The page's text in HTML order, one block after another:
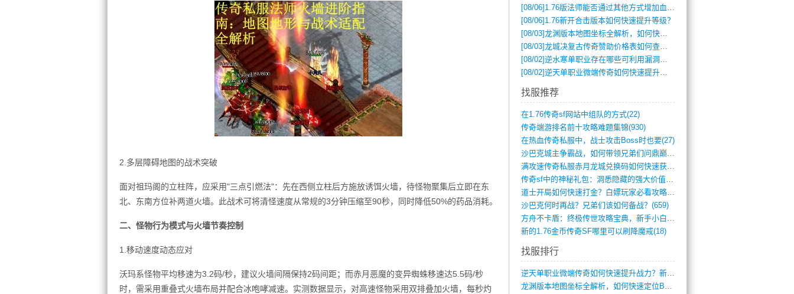
2.多层障碍地图的战术突破
面对祖玛阁的立柱阵，应采用"三点引燃法"：先在西侧立柱后方施放诱饵火墙，待怪物聚集后立即在东
北、东南方位补两道火墙。此战术可将清怪速度从常规的3分钟压缩至90秒，同时降低50%的药品消耗。
二、怪物行为模式与火墙节奏控制
1.移动速度动态应对
沃玛系怪物平均移速为3.2码/秒，建议火墙间隔保持2码间距；而赤月恶魔的变异蜘蛛移速达5.5码/秒
时，需采用重叠式火墙布局并配合冰咆哮减速。实测数据显示，对高速怪物采用双排叠加火墙，每秒灼
[08/06] 1.76版法师能否通过其他方式增加血量？
[08/06] 1.76新开合击版本如何快速提升等级？
[08/03]龙渊版本地图坐标全解析，如何快速定位BOSS位置？
[08/03]龙城决复古传奇赞助价格表如何查询？
[08/02]逆水寒单职业存在哪些可利用漏洞？如何快速提升战力？
[08/02]逆天单职业微端传奇如何快速提升战力？新手必看攻略
找服推荐
在1.76传奇sf网站中组队的方式(22)
传奇端游排名前十攻略难题集锦(930)
在热血传奇私服中，战士攻击Boss时也要(27)
沙巴克城主争霸战，如何带领兄弟们问鼎巅峰(565)
满攻速传奇私服赤月龙城兑换码如何快速获取(676)
传奇sf中的神秘礼包：洞悉隐藏的强大价值(427)
道士开局如何快速打金？白嫖玩家必看攻略(5)
沙巴克何时再战？兄弟们该如何备战？(659)
方舟不卡盾：终极传世攻略宝典，新手小白逆(495)
新的1.76金币传奇SF哪里可以刷降魔戒(18)
找服排行
逆天单职业微端传奇如何快速提升战力？新手(4)
龙渊版本地图坐标全解析，如何快速定位BO(3)